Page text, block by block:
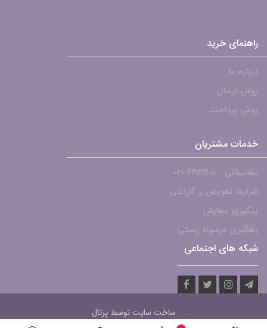
راهنمای خرید
درباره ما
روش ارسال
روش پرداخت
خدمات مشتریان
پشتیبانی - ۴۶۱۲۱۹۰۱-021
شرایط تعویض و گارانتی
پیگیری سفارش
رهگیری مرسوله پستی
شبکه های اجتماعی
ساخت سایت توسطپرتال